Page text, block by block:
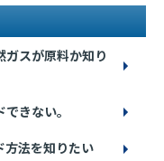
ガスが原料か知り
きない。
方法を知りたい